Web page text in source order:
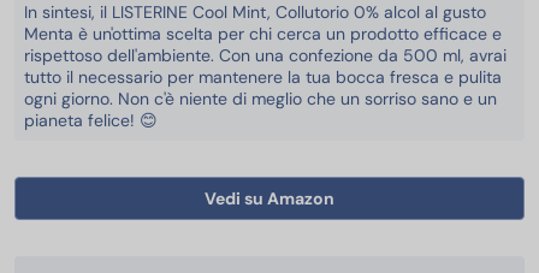
In sintesi, il LISTERINE Cool Mint, Collutorio 0% alcol al gusto
Menta è un'ottima scelta per chi cerca un prodotto efficace e
rispettoso dell'ambiente. Con una confezione da 500 ml, avrai
tutto il necessario per mantenere la tua bocca fresca e pulita
ogni giorno. Non c'è niente di meglio che un sorriso sano e un
pianeta felice! 😊
Vedi su Amazon